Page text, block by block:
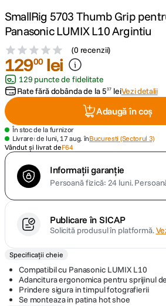
. peak design
canon sx740 hs
6. lavaliera
sony fx
8. card memorie
10. dji osmo
SmallRig 5703 Thumb Grip
Panasonic LUMIX L10 Argintiu
(0 recenzii)
12900 lei
129 puncte de fidelitate
Rate fără dobânda de la537 leiVezi detalii
Adaugă în coș
În stoc de la furnizor
Livrare: de luni, 17 aug. înBucuresti (Sectorul 3)
Vândut și livrat deF64
Informații garanție
Persoană fizică: 24 luni.
Publicare în SICAP
Solicită produsul în platformă.
Specificații cheie
Compatibil cu Panasonic LUMIX L10
Adancitura ergonomica pentru sprijinul
Prindere sigura in timpul fotografierii
Se monteaza in patina hot shoe